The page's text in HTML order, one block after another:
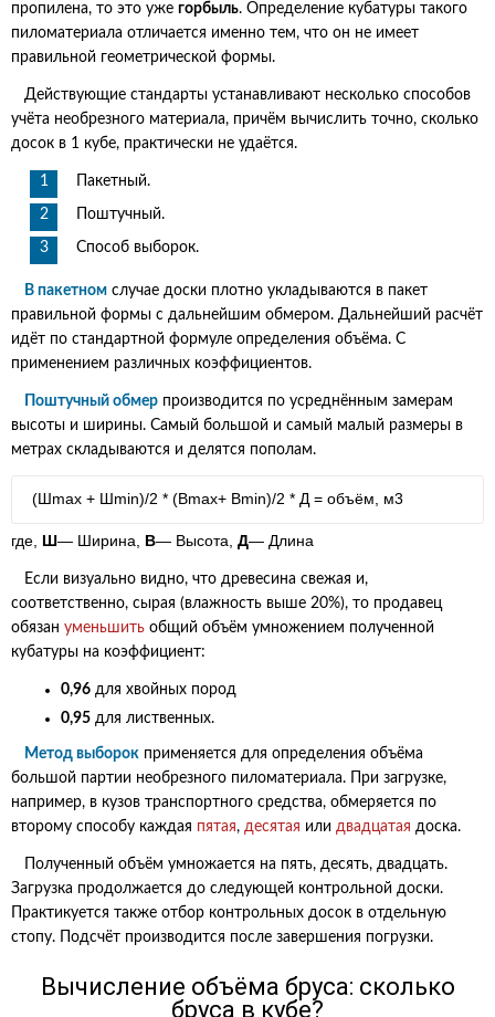
пропилена, то это уже горбыль. Определение кубатуры такого
пиломатериала отличается именно тем, что он не имеет
правильной геометрической формы.
Действующие стандарты устанавливают несколько способов
учёта необрезного материала, причём вычислить точно, сколько
досок в 1 кубе, практически не удаётся.
Пакетный.
Поштучный.
Способ выборок.
В пакетном случае доски плотно укладываются в пакет
правильной формы с дальнейшим обмером. Дальнейший расчёт
идёт по стандартной формуле определения объёма. С
применением различных коэффициентов.
Поштучный обмер производится по усреднённым замерам
высоты и ширины. Самый большой и самый малый размеры в
метрах складываются и делятся пополам.
(Шmax + Шmin)/2 * (Вmax+ Вmin)/2 * Д = объём, м3
где, Ш— Ширина, В— Высота, Д— Длина
Если визуально видно, что древесина свежая и,
соответственно, сырая (влажность выше 20%), то продавец
обязан уменьшить общий объём умножением полученной
кубатуры на коэффициент:
0,96 для хвойных пород
0,95 для лиственных.
Метод выборок применяется для определения объёма
большой партии необрезного пиломатериала. При загрузке,
например, в кузов транспортного средства, обмеряется по
второму способу каждая пятая, десятая или двадцатая доска.
Полученный объём умножается на пять, десять, двадцать.
Загрузка продолжается до следующей контрольной доски.
Практикуется также отбор контрольных досок в отдельную
стопу. Подсчёт производится после завершения погрузки.
Вычисление объёма бруса: сколько
бруса в кубе?